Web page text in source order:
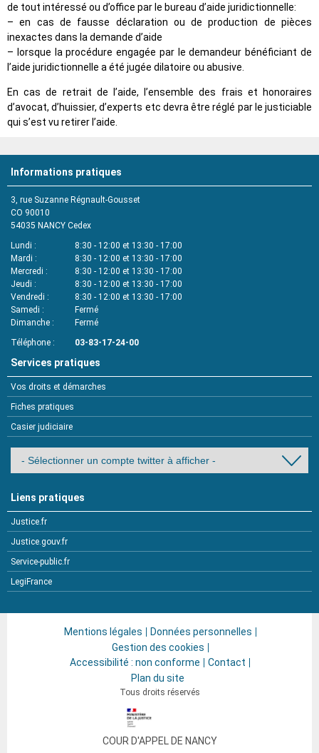
de tout intéressé ou d’office par le bureau d’aide juridictionnelle:
– en cas de fausse déclaration ou de production de pièces
inexactes dans la demande d’aide
– lorsque la procédure engagée par le demandeur bénéficiant de
l’aide juridictionnelle a été jugée dilatoire ou abusive.
En cas de retrait de l’aide, l’ensemble des frais et honoraires
d’avocat, d’huissier, d’experts etc devra être réglé par le justiciable
qui s’est vu retirer l’aide.
Informations pratiques
3, rue Suzanne Régnault-Gousset
CO 90010
54035 NANCY Cedex
Lundi
8:30 - 12:00 et 13:30 - 17:00
Mardi
8:30 - 12:00 et 13:30 - 17:00
Mercredi
8:30 - 12:00 et 13:30 - 17:00
Jeudi
8:30 - 12:00 et 13:30 - 17:00
Vendredi
8:30 - 12:00 et 13:30 - 17:00
Samedi
Fermé
Dimanche
Fermé
Téléphone
03-83-17-24-00
Services pratiques
Vos droits et démarches
Fiches pratiques
Casier judiciaire
Liens pratiques
Justice.fr
Justice.gouv.fr
Service-public.fr
LegiFrance
COUR D'APPEL DE NANCY
Mentions légales
Données personnelles
Gestion des cookies
Accessibilité : non conforme
Contact
Plan du site
Tous droits réservés